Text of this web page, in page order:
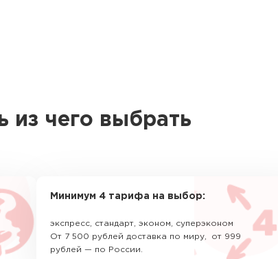
из чего выбрать
Минимум 4 тарифа на выбор:
экспресс, стандарт, эконом, суперэконом
От 7 500 рублей доставка по миру, от 999
рублей — по России.